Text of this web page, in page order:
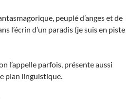
peuplé d’anges et de
l’écrin d’un paradis (je suis en piste
l’appelle parfois, présente aussi
plan linguistique.